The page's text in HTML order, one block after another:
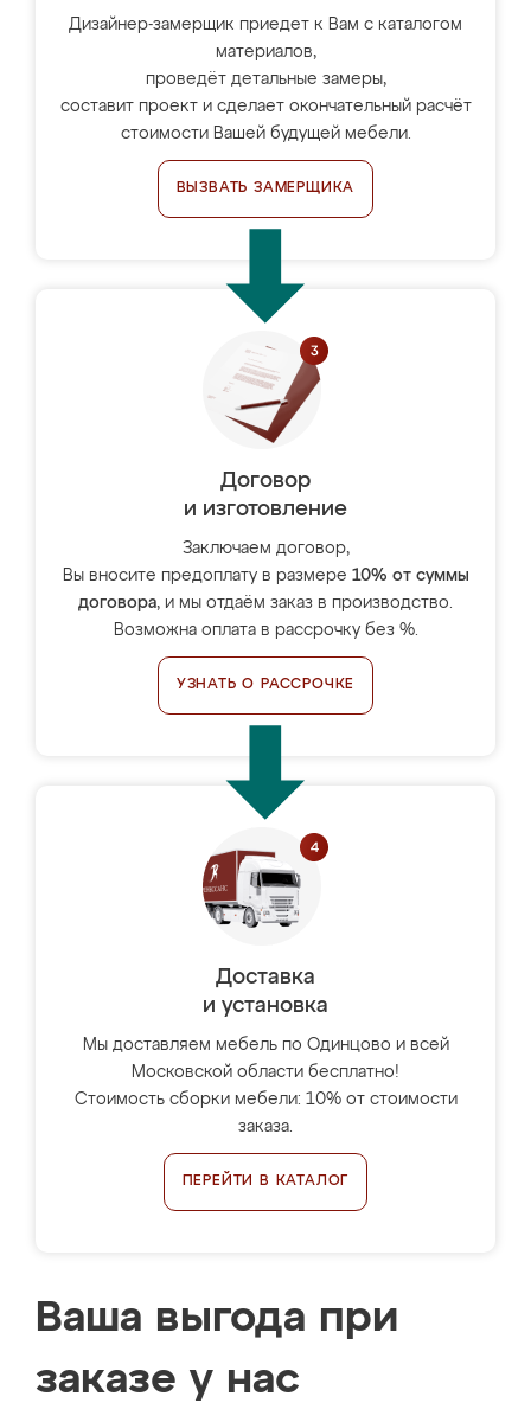
Дизайнер-замерщик приедет к Вам с каталогом
материалов,
проведёт детальные замеры,
составит проект и сделает окончательный расчёт
стоимости Вашей будущей мебели.
ВЫЗВАТЬ ЗАМЕРЩИКА
Договор
и изготовление
Заключаем договор,
Вы вносите предоплату в размере 10% от суммы
договора, и мы отдаём заказ в производство.
Возможна оплата в рассрочку без %.
УЗНАТЬ О РАССРОЧКЕ
Доставка
и установка
Мы доставляем мебель по Одинцово и всей
Московской области бесплатно!
Стоимость сборки мебели: 10% от стоимости
заказа.
ПЕРЕЙТИ В КАТАЛОГ
Ваша выгода при
заказе у нас